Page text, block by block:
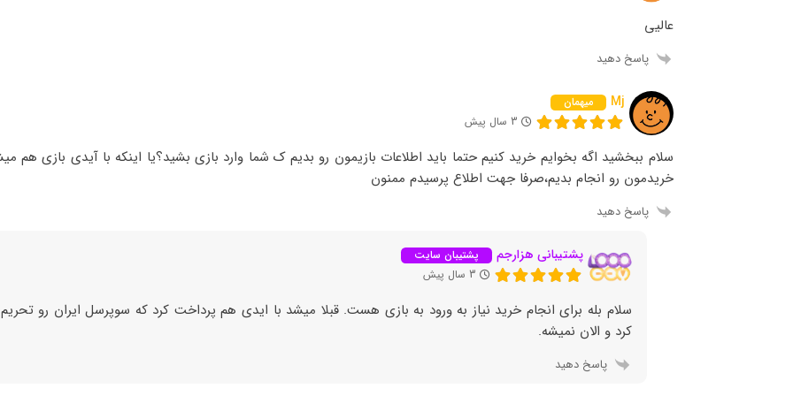
عالیی
پاسخ دهید
Mj
میهمان
3 سال پیش
سلام ببخشید اگه بخوایم خرید کنیم حتما باید اطلاعات بازیمون رو بدیم ک شما وارد بازی بشید؟یا اینکه با آیدی بازی هم
خریدمون رو انجام بدیم،صرفا جهت اطلاع پرسیدم ممنون
پاسخ دهید
پشتیبانی هزارجم
پشتیبان سایت
3 سال پیش
سلام بله برای انجام خرید نیاز به ورود به بازی هست. قبلا میشد با ایدی هم پرداخت کرد که سوپرسل ایران رو تحریم
کرد و الان نمیشه.
پاسخ دهید